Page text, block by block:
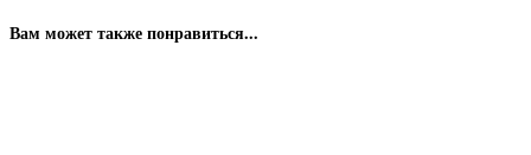
Вам может также понравиться...